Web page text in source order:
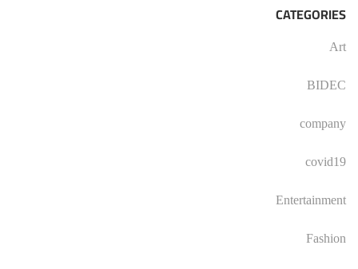
CATEGORIES
Art
BIDEC
company
covid19
Entertainment
Fashion